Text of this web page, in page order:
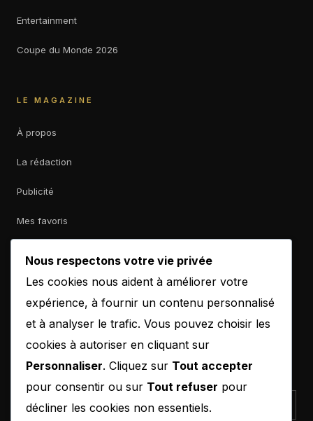
Entertainment
Coupe du Monde 2026
LE MAGAZINE
À propos
La rédaction
Publicité
Mes favoris
contact@b-empiremagazine.com
NEWSLETTER
Nous respectons votre vie privée
Les cookies nous aident à améliorer votre
expérience, à fournir un contenu personnalisé
et à analyser le trafic. Vous pouvez choisir les
cookies à autoriser en cliquant sur
Personnaliser. Cliquez sur Tout accepter
pour consentir ou sur Tout refuser pour
décliner les cookies non essentiels.